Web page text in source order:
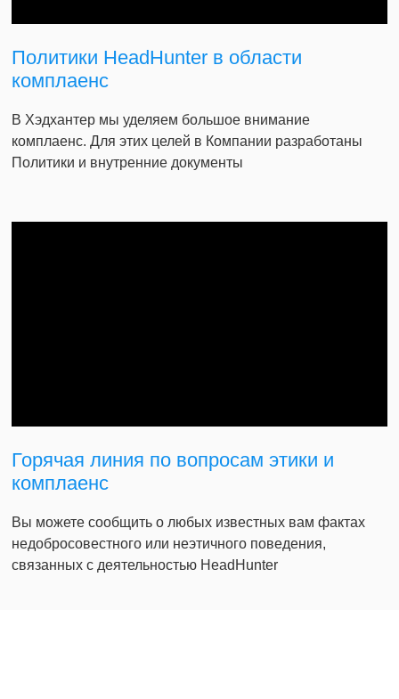
Политики HeadHunter в области
комплаенс
В Хэдхантер мы уделяем большое внимание
комплаенс. Для этих целей в Компании разработаны
Политики и внутренние документы
Горячая линия по вопросам этики и
комплаенс
Вы можете сообщить о любых известных вам фактах
недобросовестного или неэтичного поведения,
связанных с деятельностью HeadHunter